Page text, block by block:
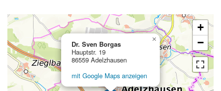
Dr. Sven Borgas
Hauptstr. 19
86559 Adelzhausen
mit Google Maps anzeigen
×
+
−